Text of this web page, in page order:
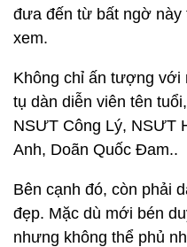
đưa đến từ bất ngờ
xem.
Không chỉ ấn tượng với
tụ dàn diễn viên tên
NSƯT Công Lý, NSƯT
Anh, Doãn Quốc Đam..
Bên cạnh đó, còn phải
đẹp. Mặc dù mới bén
nhưng không thể phủ